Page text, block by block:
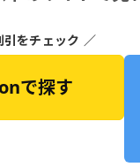
をチェック ／
で探す